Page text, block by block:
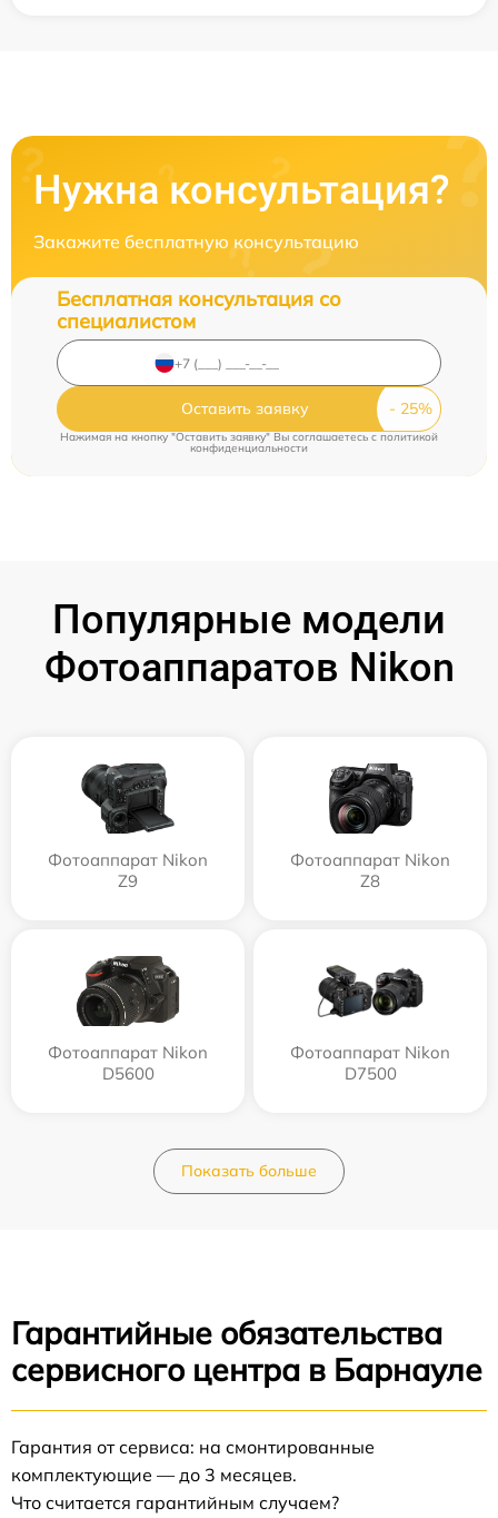
Нужна консультация?
Закажите бесплатную консультацию
Бесплатная консультация со
специалистом
Оставить заявку
Нажимая на кнопку "Оставить заявку" Вы соглашаетесь cполитикой
конфиденциальности
Популярные модели
Фотоаппаратов Nikon
Фотоаппарат Nikon
Z9
Фотоаппарат Nikon
Z8
Фотоаппарат Nikon
D5600
Фотоаппарат Nikon
D7500
Показать больше
Гарантийные обязательства
сервисного центра в Барнауле
Гарантия от сервиса: на смонтированные
комплектующие — до 3 месяцев.
Что считается гарантийным случаем?